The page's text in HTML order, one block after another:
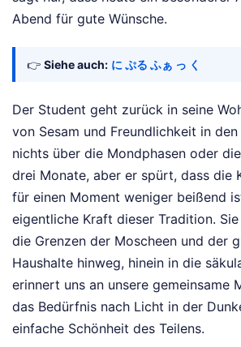
Abend für gute Wünsche.
👉 Siehe auch: に ぷる ふぁ っ く
Der Student geht zurück in seine
von Sesam und Freundlichkeit in
nichts über die Mondphasen oder
drei Monate, aber er spürt, dass die
für einen Moment weniger beißend
eigentliche Kraft dieser Tradition.
die Grenzen der Moscheen und der
Haushalte hinweg, hinein in die
erinnert uns an unsere gemeinsame
das Bedürfnis nach Licht in der
einfache Schönheit des Teilens.